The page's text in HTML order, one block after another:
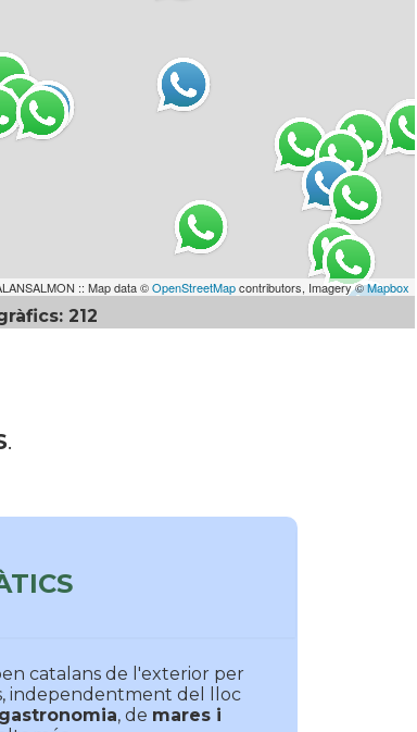
:: Map data ©OpenStreetMapcontributors, Imagery ©Mapbox
212
.
catalans de l'exterior per
independentment del lloc
gastronomia, de mares i